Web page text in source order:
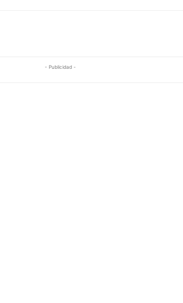
- Publicidad -